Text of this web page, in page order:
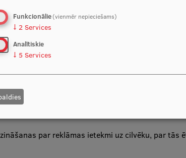
metodēs, reklāmas vadībā.
par reklāmas ietekmi uz cilvēku, par tās
Funkcionālie(vienmēr nepieciešams)
↓ 2 Services
Analītiskie
↓ 5 Services